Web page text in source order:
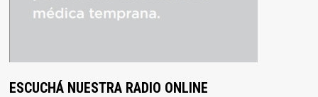
ESCUCHÁ NUESTRA RADIO ONLINE